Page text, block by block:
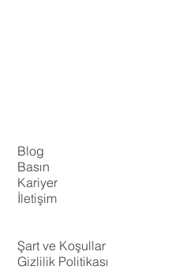
Blog
Basın
Kariyer
İletişim
Şart ve Koşullar
Gizlilik Politikası